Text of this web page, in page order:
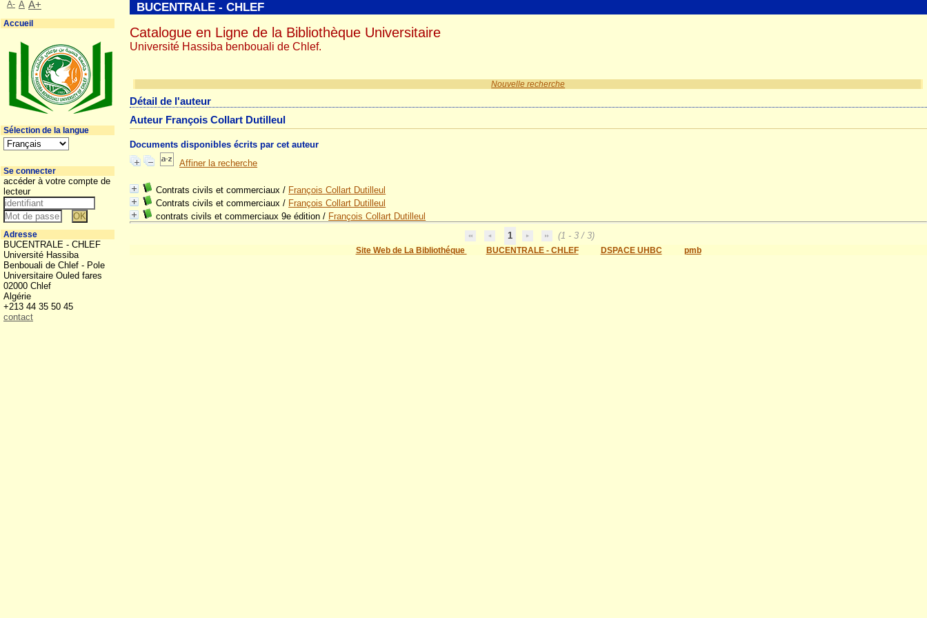
Nouvelle recherche
Détail de l'auteur
Auteur François Collart Dutilleul
Documents disponibles écrits par cet auteur
Affiner la recherche
Contrats civils et commerciaux / François Collart Dutilleul
Contrats civils et commerciaux / François Collart Dutilleul
contrats civils et commerciaux 9e édition / François Collart Dutilleul
1
(1 - 3 / 3)
Site Web de La Bibliothéque BUCENTRALE - CHLEF DSPACE UHBC pmb
BUCENTRALE - CHLEF
Catalogue en Ligne de la Bibliothèque Universitaire
Université Hassiba benbouali de Chlef.
A- A A+
Accueil
Sélection de la langue
Se connecter
accéder à votre compte de
lecteur
Adresse
BUCENTRALE - CHLEF
Université Hassiba
Benbouali de Chlef - Pole
Universitaire Ouled fares
02000 Chlef
Algérie
+213 44 35 50 45
contact